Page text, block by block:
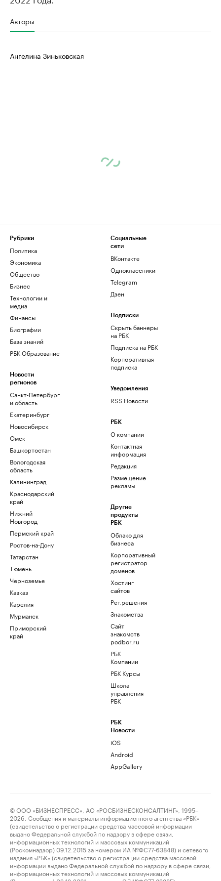
Авторы
Ангелина Зиньковская
Рубрики
Политика
Экономика
Общество
Бизнес
Технологии и
медиа
Финансы
Биографии
База знаний
РБК Образование
Новости
регионов
Санкт-Петербург
и область
Екатеринбург
Новосибирск
Омск
Башкортостан
Вологодская
область
Калининград
Краснодарский
край
Нижний
Новгород
Пермский край
Ростов-на-Дону
Татарстан
Тюмень
Черноземье
Кавказ
Карелия
Мурманск
Приморский
край
Социальные
сети
ВКонтакте
Одноклассники
Telegram
Дзен
Подписки
Скрыть баннеры
на РБК
Подписка на РБК
Корпоративная
подписка
Уведомления
RSS Новости
РБК
О компании
Контактная
информация
Редакция
Размещение
рекламы
Другие
продукты
РБК
Облако для
бизнеса
Корпоративный
регистратор
доменов
Хостинг
сайтов
Рег.решения
Знакомства
Сайт
знакомств
podbor.ru
РБК
Компании
РБК Курсы
Школа
управления
РБК
РБК
Новости
iOS
Android
AppGallery
© ООО «БИЗНЕСПРЕСС», АО «РОСБИЗНЕСКОНСАЛТИНГ», 1995–
2026. Сообщения и материалы информационного агентства «РБК»
(свидетельство о регистрации средства массовой информации
выдано Федеральной службой по надзору в сфере связи,
информационных технологий и массовых коммуникаций
(Роскомнадзор) 09.12.2015 за номером ИА №ФС77-63848) и сетевого
издания «РБК» (свидетельство о регистрации средства массовой
информации выдано Федеральной службой по надзору в сфере связи,
информационных технологий и массовых коммуникаций